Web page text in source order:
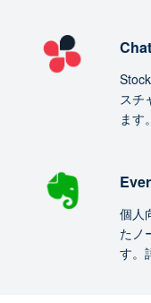
スチ
ます
個人
たノ
す。